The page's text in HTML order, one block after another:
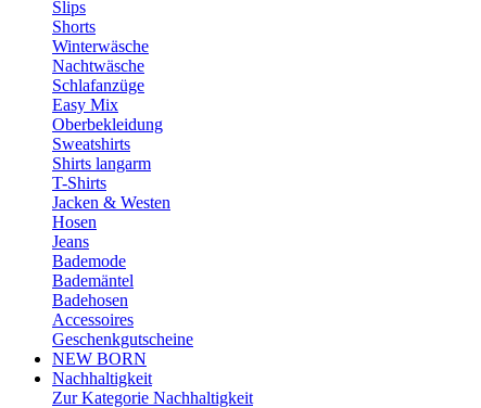
Slips
Shorts
Winterwäsche
Nachtwäsche
Schlafanzüge
Easy Mix
Oberbekleidung
Sweatshirts
Shirts langarm
T-Shirts
Jacken & Westen
Hosen
Jeans
Bademode
Bademäntel
Badehosen
Accessoires
Geschenkgutscheine
NEW BORN
Nachhaltigkeit
Zur Kategorie Nachhaltigkeit